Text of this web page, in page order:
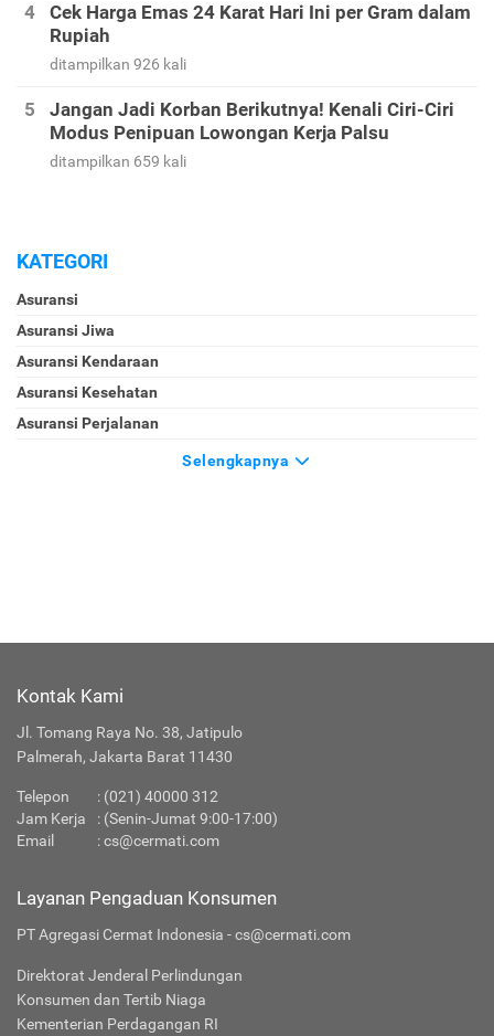
Cek Harga Emas 24 Karat Hari Ini per Gram dalam
Rupiah
ditampilkan 926 kali
Jangan Jadi Korban Berikutnya! Kenali Ciri-Ciri
Modus Penipuan Lowongan Kerja Palsu
ditampilkan 659 kali
KATEGORI
Asuransi
Asuransi Jiwa
Asuransi Kendaraan
Asuransi Kesehatan
Asuransi Perjalanan
Selengkapnya
Kontak Kami
Jl. Tomang Raya No. 38, Jatipulo
Palmerah, Jakarta Barat 11430
Telepon : (021) 40000 312
Jam Kerja
: (Senin-Jumat 9:00-17:00)
Email
:cs@cermati.com
Layanan Pengaduan Konsumen
PT Agregasi Cermat Indonesia - cs@cermati.com
Direktorat Jenderal Perlindungan
Konsumen dan Tertib Niaga
Kementerian Perdagangan RI